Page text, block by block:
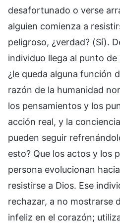
desafortunado o verse
alguien comienza a
peligroso, ¿verdad? (Sí).
individuo llega al punto
¿le queda alguna función
razón de la humanidad
los pensamientos y los
acción real, y la
pueden seguir
esto? Que los actos y los
persona evolucionan
resistirse a Dios. Ese
rechazar, a no mostrarse
infeliz en el corazón;